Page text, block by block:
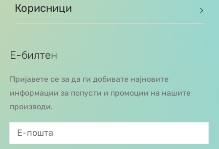
Корисници
Е-билтен
Пријавете се за да ги добивате најновите
информации за попусти и промоции на нашите
производи.